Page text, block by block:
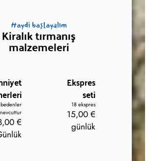
Haydi başlayalım
Kiralık tırmanış
malzemeleri
bedenler
€
Ekspres
seti
18 ekspres
15,00 €
günlük